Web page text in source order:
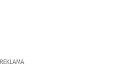
REKLAMA